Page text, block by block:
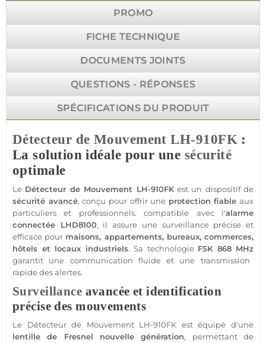
PROMO
FICHE TECHNIQUE
DOCUMENTS JOINTS
QUESTIONS - RÉPONSES
SPÉCIFICATIONS DU PRODUIT
Détecteur de Mouvement LH-910FK :
La solution idéale pour une sécurité
optimale
Le Détecteur de Mouvement LH-910FKest un dispositif de
sécurité avancé, conçu pour offrir une protection fiable aux
particuliers et professionnels.compatible avec l'alarme
connectée
LHD8100, il assure une surveillanceprécise et
efficace pour maisons, appartements, bureaux,commerces,
hôtels et locaux industriels. Sa technologie FSK 868 MHz
garantit une communication fluide et une transmission
rapide des alertes.
Surveillance avancée et identification
précise des mouvements
Le Détecteur de Mouvement LH-910FK est équipé d'une
lentille de Fresnel nouvelle génération, permettant de